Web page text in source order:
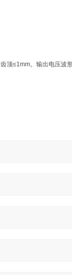
≤1mm。输出电压波